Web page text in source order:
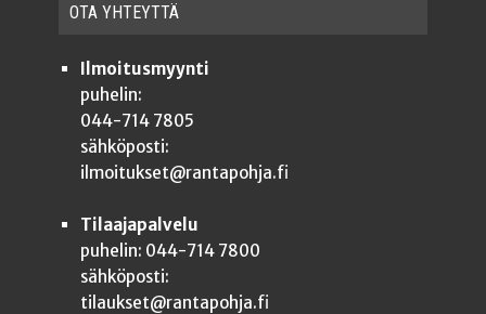
OTA YHTEYT­TÄ
Ilmoitusmyynti
puhelin:
044-714 7805
sähköposti:
ilmoitukset@rantapohja.fi
Tilaajapalvelu
puhelin: 044-714 7800
sähköposti:
tilaukset@rantapohja.fi